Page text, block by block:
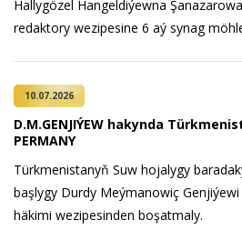
Hallygözel Hangeldiýewna
redaktory wezipesine 6 aý synag
10.07.2026
D.M.GENJIÝEW hakynda
PERMANY
Türkmenistanyň Suw hojalygy
başlygy Durdy Meýmanowiç
häkimi wezipesinden boşatmaly.